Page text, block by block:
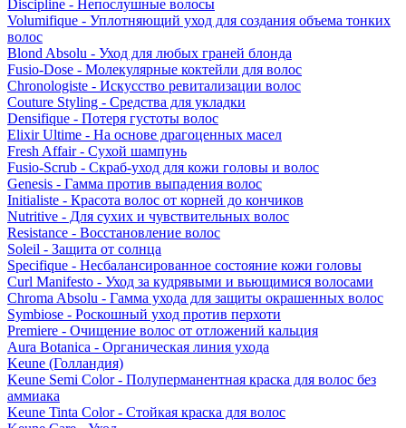
Discipline - Непослушные волосы
Volumifique - Уплотняющий уход для создания объема тонких
волос
Blond Absolu - Уход для любых граней блонда
Fusio-Dose - Молекулярные коктейли для волос
Chronologiste - Искусство ревитализации волос
Couture Styling - Средства для укладки
Densifique - Потеря густоты волос
Elixir Ultime - На основе драгоценных масел
Fresh Affair - Сухой шампунь
Fusio-Scrub - Скраб-уход для кожи головы и волос
Genesis - Гамма против выпадения волос
Initialiste - Красота волос от корней до кончиков
Nutritive - Для сухих и чувствительных волос
Resistance - Восстановление волос
Soleil - Защита от солнца
Specifique - Несбалансированное состояние кожи головы
Curl Manifesto - Уход за кудрявыми и вьющимися волосами
Chroma Absolu - Гамма ухода для защиты окрашенных волос
Symbiose - Роскошный уход против перхоти
Premiere - Очищение волос от отложений кальция
Aura Botanica - Органическая линия ухода
Keune (Голландия)
Keune Semi Color - Полуперманентная краска для волос без
аммиака
Keune Tinta Color - Стойкая краска для волос